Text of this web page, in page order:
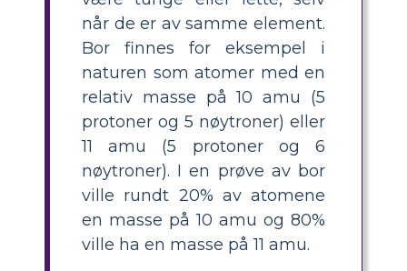
når de er av samme element.
Bor finnes for eksempel i
naturen som atomer med en
relativ masse på 10 amu (5
protoner og 5 nøytroner) eller
11 amu (5 protoner og 6
nøytroner). I en prøve av bor
ville rundt 20% av atomene
en masse på 10 amu og 80%
ville ha en masse på 11 amu.